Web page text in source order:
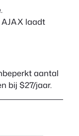
laadt
aantal
bij $27/jaar.